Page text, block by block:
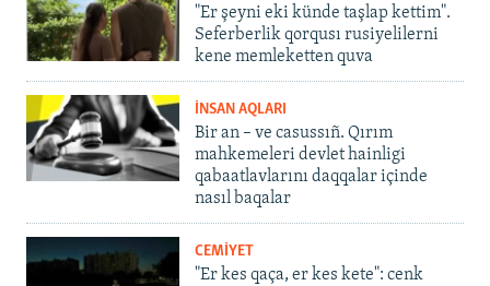
"Er şeyni eki künde taşlap kettim".
Seferberlik qorqusı rusiyelilerni
kene memleketten quva
İNSAN AQLARI
Bir an – ve casussıñ. Qırım
mahkemeleri devlet hainligi
qabaatlavlarını daqqalar içinde
nasıl baqalar
CEMİYET
"Er kes qaça, er kes kete": cenk